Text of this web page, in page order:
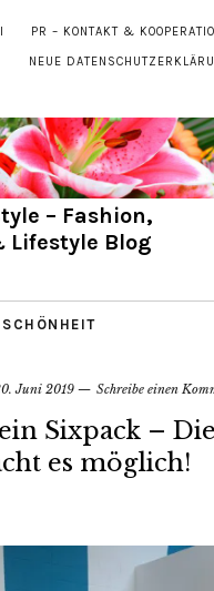
PR – KONTAKT &
NEUE
– Fashion,
Lifestyle Blog
SCHÖNHEIT
Juni 2019 Schreibe einen
Sixpack –
es möglich!